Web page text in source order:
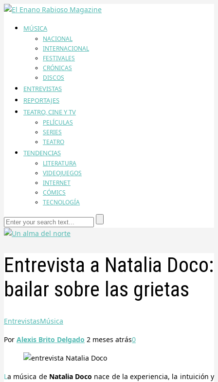
MÚSICA
NACIONAL
INTERNACIONAL
FESTIVALES
CRÓNICAS
DISCOS
ENTREVISTAS
REPORTAJES
TEATRO, CINE Y TV
PELÍCULAS
SERIES
TEATRO
TENDENCIAS
LITERATURA
VIDEOJUEGOS
INTERNET
CÓMICS
TECNOLOGÍA
Entrevista a Natalia Doco:
bailar sobre las grietas
EntrevistasMúsica
Por Alexis Brito Delgado 2 meses atrás0
La música de Natalia Doco nace de la experiencia, la intuición y